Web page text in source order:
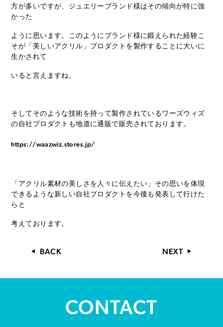
方が多いですが、ジュエリーブランド様はその傾向が特に強
かった
ように思います。このようにブランド様に鍛えられた経験こ
そが「美しいアクリル」プロダクトを製作することに大いに
生かされて
いると言えますね。
そしてそのような技術を持って製作されているワーズウィズ
の自社プロダクトも地道に通販で販売されております。
https://waazwiz.stores.jp/
「アクリル素材の美しさを人々に伝えたい」その思いを体現
できるような新しい自社プロダクトを今後も発表して行けた
らと
考えております。
BACK NEXT
CONTACT